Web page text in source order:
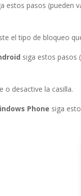
estos pasos (pueden
el tipo de bloqueo
siga estos pasos
o desactive la casilla.
Phone siga